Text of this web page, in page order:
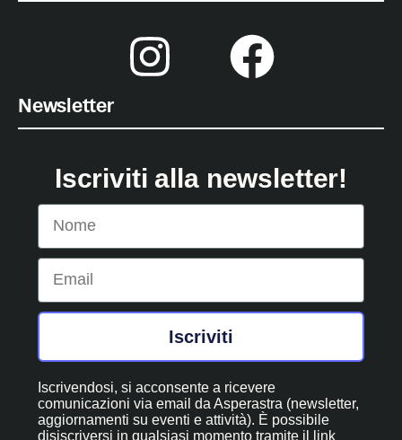
Newsletter
Iscriviti alla newsletter!
Nome
Email
Iscriviti
Iscrivendosi, si acconsente a ricevere
comunicazioni via email da Asperastra (newsletter,
aggiornamenti su eventi e attività). È possibile
disiscriversi in qualsiasi momento tramite il link